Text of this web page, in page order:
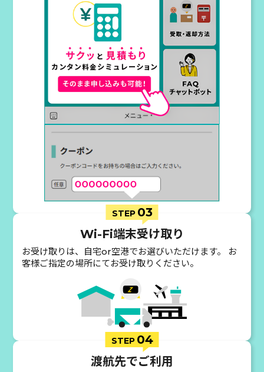
STEP 03
Wi-Fi端末受け取り
お受け取りは、自宅or空港でお選びいただけます。 お
客様ご指定の場所にてお受け取りください。
STEP 04
渡航先でご利用